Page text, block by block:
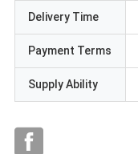
Delivery Time
Payment Terms
Supply Ability